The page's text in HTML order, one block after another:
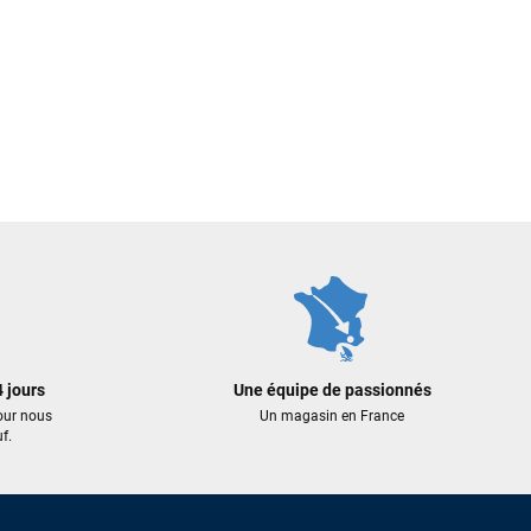
jours
nous
Une équipe de passionnés
Un magasin en France